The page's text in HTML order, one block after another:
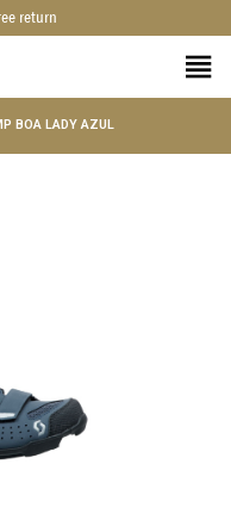
return
BOA LADY AZUL